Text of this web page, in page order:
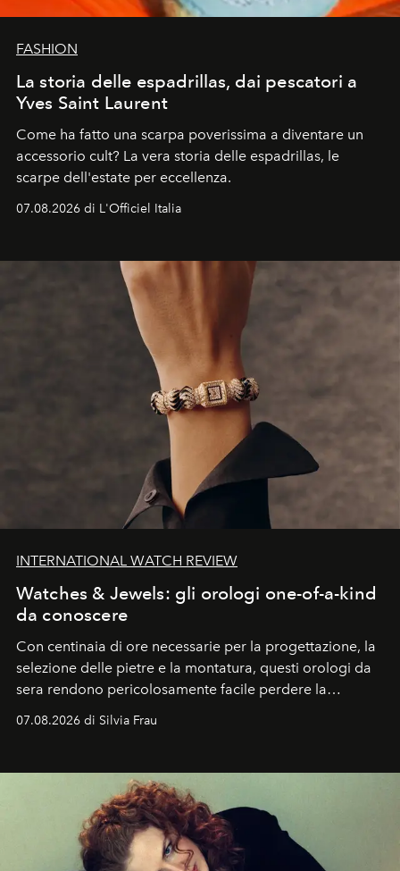
FASHION
La storia delle espadrillas, dai pescatori a
Yves Saint Laurent
Come ha fatto una scarpa poverissima a diventare un
accessorio cult? La vera storia delle espadrillas, le
scarpe dell'estate per eccellenza.
07.08.2026 di L'Officiel Italia
INTERNATIONAL WATCH REVIEW
Watches & Jewels: gli orologi one-of-a-kind
da conoscere
Con centinaia di ore necessarie per la progettazione, la
selezione delle pietre e la montatura, questi orologi da
sera rendono pericolosamente facile perdere la
cognizione del tempo. Ma con quadranti così
07.08.2026 di Silvia Frau